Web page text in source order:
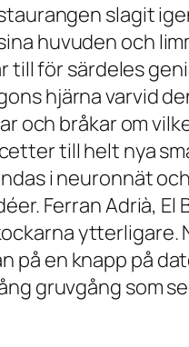
slagit
huvuden och
för särdeles
hjärna varvid
bråkar om
till helt nya
i neuronnät
Ferran Adrià,
ytterligare.
en knapp på
gruvgång som